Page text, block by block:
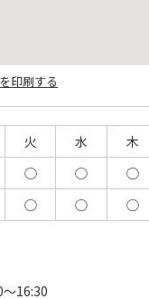
印刷する
火 水 木
◯ ◯ ◯
◯ ◯ ◯
16:30